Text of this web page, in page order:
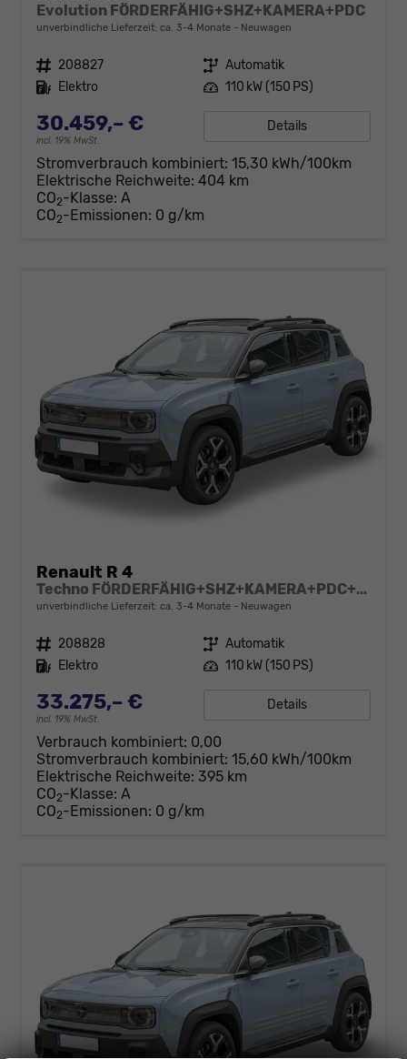
Evolution FÖRDERFÄHIG+SHZ+KAMERA+PDC
unverbindliche Lieferzeit: ca. 3-4 Monate Neuwagen
Fahrzeugnr. 208827 Getriebe Automatik
Kraftstoff Elektro Leistung 110 kW (150 PS)
30.459,– €
incl. 19% MwSt.
Details
Stromverbrauch kombiniert: 15,30 kWh/100km
Elektrische Reichweite: 404 km
CO2-Klasse: A
CO2-Emissionen: 0 g/km
Renault R 4
Techno FÖRDERFÄHIG+SHZ+KAMERA+PDC+LED+18 LM
unverbindliche Lieferzeit: ca. 3-4 Monate Neuwagen
Fahrzeugnr. 208828 Getriebe Automatik
Kraftstoff Elektro Leistung 110 kW (150 PS)
33.275,– €
incl. 19% MwSt.
Details
Verbrauch kombiniert: 0,00
Stromverbrauch kombiniert: 15,60 kWh/100km
Elektrische Reichweite: 395 km
CO2-Klasse: A
CO2-Emissionen: 0 g/km